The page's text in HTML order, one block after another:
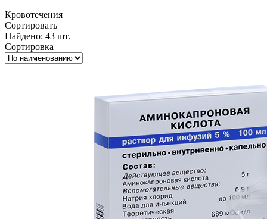
Кровотечения
Сортировать
Найдено: 43 шт.
Сортировка